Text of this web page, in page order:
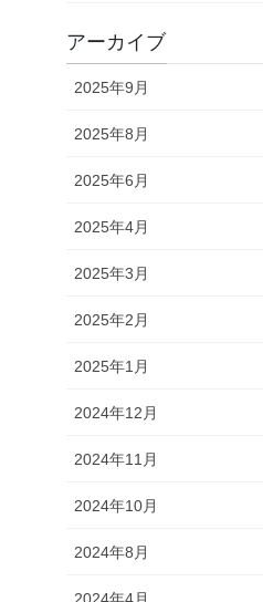
アーカイブ
2025年9月
2025年8月
2025年6月
2025年4月
2025年3月
2025年2月
2025年1月
2024年12月
2024年11月
2024年10月
2024年8月